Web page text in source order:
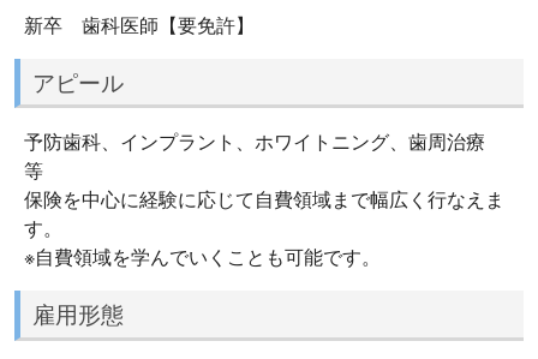
新卒 歯科医師【要免許】
アピール
予防歯科、インプラント、ホワイトニング、歯周治療
等
保険を中心に経験に応じて自費領域まで幅広く行なえま
す。
※自費領域を学んでいくことも可能です。
雇用形態